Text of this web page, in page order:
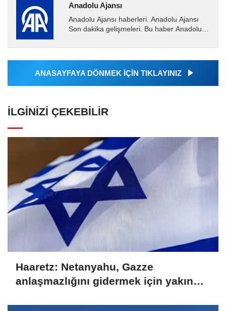
Anadolu Ajansı
Anadolu Ajansı haberleri. Anadolu Ajansı
Son dakika gelişmeleri. Bu haber Anadolu
Ajansı tarafından...
ANASAYFAYA DÖNMEK İÇİN TIKLAYINIZ
İLGINIZI ÇEKEBILIR
Haaretz: Netanyahu, Gazze
anlaşmazlığını gidermek için yakın